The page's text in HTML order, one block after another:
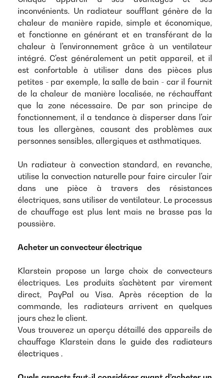
inconvénients. Un radiateur soufflant génère de la
chaleur de manière rapide, simple et économique,
et fonctionne en générant et en transférant de la
chaleur à l'environnement grâce à un ventilateur
intégré. C'est généralement un petit appareil, et il
est confortable à utiliser dans des pièces plus
petites - par exemple, la salle de bain - car il fournit
de la chaleur de manière localisée, ne réchauffant
que la zone nécessaire. De par son principe de
fonctionnement, il a tendance à disperser dans l'air
tous les allergènes, causant des problèmes aux
personnes sensibles, allergiques et asthmatiques.
Un radiateur à convection standard, en revanche,
utilise la convection naturelle pour faire circuler l'air
dans une pièce à travers des résistances
électriques, sans utiliser de ventilateur. Le processus
de chauffage est plus lent mais ne brasse pas la
poussière.
Acheter un convecteur électrique
Klarstein propose un large choix de convecteurs
électriques. Les produits s'achètent par virement
direct, PayPal ou Visa. Après réception de la
commande, les radiateurs arrivent en quelques
jours chez le client.
Vous trouverez un aperçu détaillé des appareils de
chauffage Klarstein dans le guide des radiateurs
électriques .